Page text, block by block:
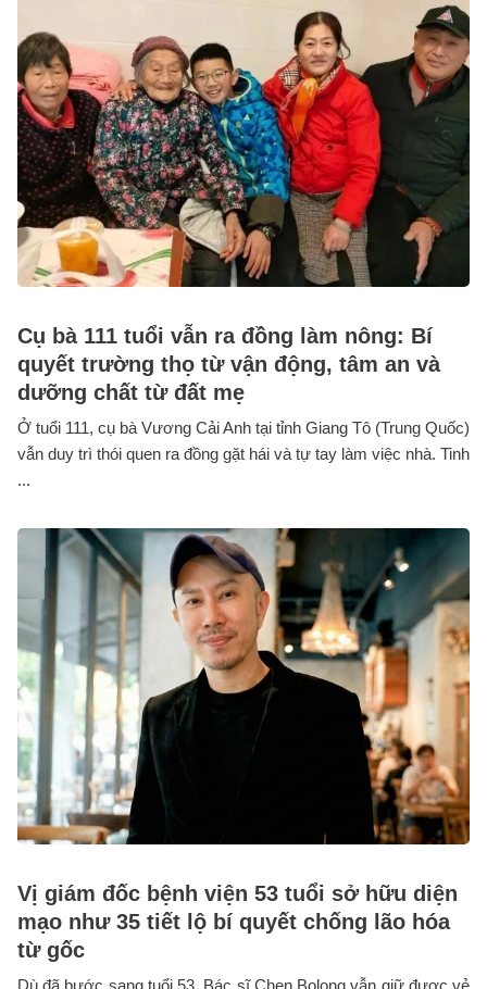
Cụ bà 111 tuổi vẫn ra đồng làm nông: Bí
quyết trường thọ từ vận động, tâm an và
dưỡng chất từ đất mẹ
Ở tuổi 111, cụ bà Vương Cải Anh tại tỉnh Giang Tô (Trung Quốc)
vẫn duy trì thói quen ra đồng gặt hái và tự tay làm việc nhà. Tinh
...
Vị giám đốc bệnh viện 53 tuổi sở hữu diện
mạo như 35 tiết lộ bí quyết chống lão hóa
từ gốc
Dù đã bước sang tuổi 53, Bác sĩ Chen Bolong vẫn giữ được vẻ